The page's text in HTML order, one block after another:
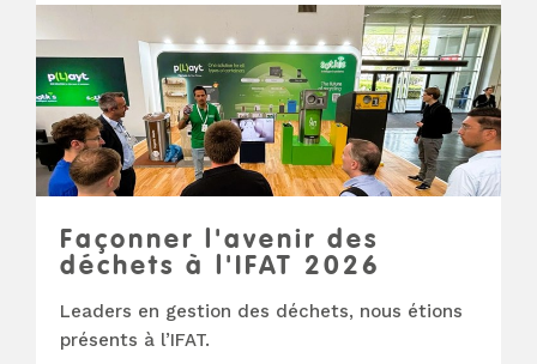
Façonner l'avenir des
déchets à l'IFAT 2026
Leaders en gestion des déchets, nous étions
présents à l’IFAT.